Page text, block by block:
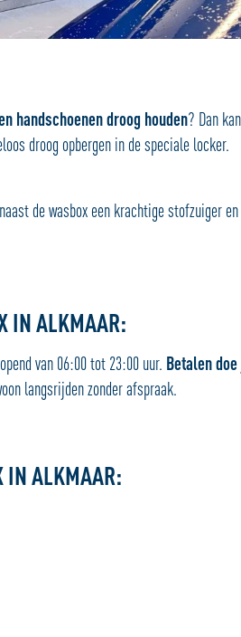
handschoenen droog houden? Dan
droog opbergen in de speciale locker.
de wasbox een krachtige stofzuiger
IN ALKMAAR:
van 06:00 tot 23:00 uur. Betalen
langsrijden zonder afspraak.
IN ALKMAAR: